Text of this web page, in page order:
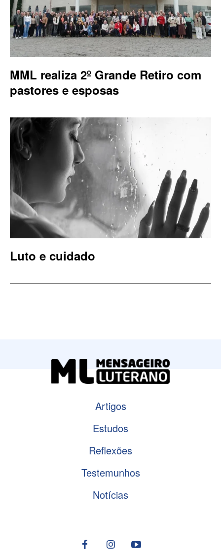
MML realiza 2º Grande Retiro com
pastores e esposas
Luto e cuidado
Artigos
Estudos
Reflexões
Testemunhos
Notícias